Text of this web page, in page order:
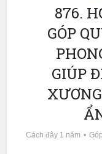
876.
GÓP
GIÚP
Cách đây 1 năm